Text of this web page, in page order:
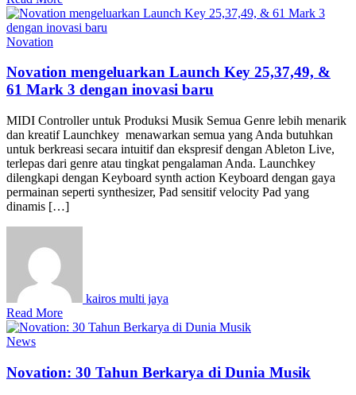
Novation
Novation mengeluarkan Launch Key 25,37,49, &
61 Mark 3 dengan inovasi baru
MIDI Controller untuk Produksi Musik Semua Genre lebih menarik
dan kreatif Launchkey menawarkan semua yang Anda butuhkan
untuk berkreasi secara intuitif dan ekspresif dengan Ableton Live,
terlepas dari genre atau tingkat pengalaman Anda. Launchkey
dilengkapi dengan Keyboard synth action Keyboard dengan gaya
permainan seperti synthesizer, Pad sensitif velocity Pad yang
dinamis […]
kairos multi jaya
Read More
News
Novation: 30 Tahun Berkarya di Dunia Musik